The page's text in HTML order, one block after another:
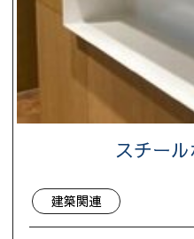
スチー
建築関連